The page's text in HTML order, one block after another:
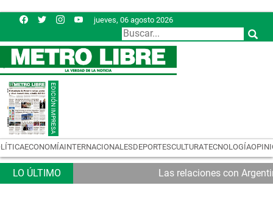
jueves, 06 agosto 2026
ECONOMÍAINTERNACIONALESDEPORTESCULTURATECNOLOGÍA
Las relaciones con